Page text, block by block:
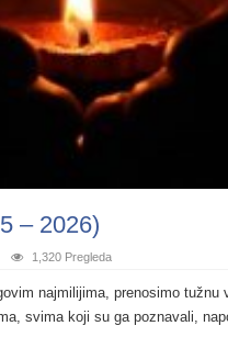
– 2026)
1,320 Pregleda
najmilijima, prenosimo tužnu
svima koji su ga poznavali,